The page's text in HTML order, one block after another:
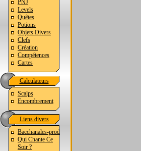
PNJ
Levels
Quêtes
Potions
Objets Divers
Clefs
Création
Compétences
Cartes
Calculateurs
Scalps
Encombrement
Liens divers
Bacchanales-prod
Qui Chante Ce
Soir ?